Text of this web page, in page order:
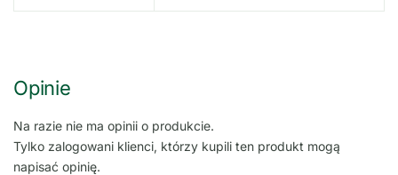
Opinie
Na razie nie ma opinii o produkcie.
Tylko zalogowani klienci, którzy kupili ten produkt mogą
napisać opinię.